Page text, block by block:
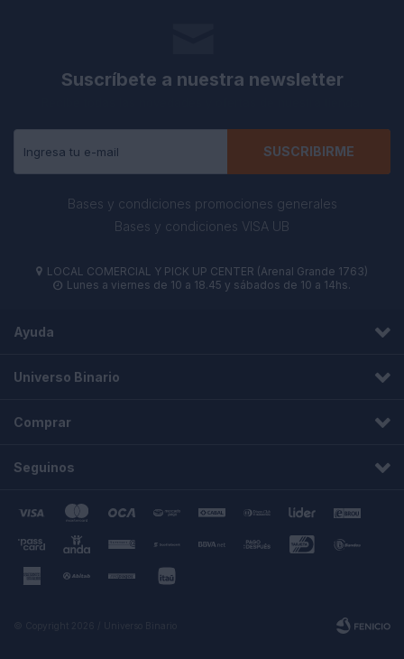
Suscríbete a nuestra newsletter
SUSCRIBIRME
Bases y condiciones promociones generales
Bases y condiciones VISA UB
 LOCAL COMERCIAL Y PICK UP CENTER (Arenal Grande 1763)
 Lunes a viernes de 10 a 18.45 y sábados de 10 a 14hs.
Ayuda
Universo Binario
Comprar
Seguinos